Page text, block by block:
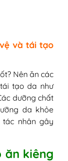
và tái tạo
Nên ăn các
tạo da như
dưỡng chất
da khỏe
nhân gây
ăn kiêng